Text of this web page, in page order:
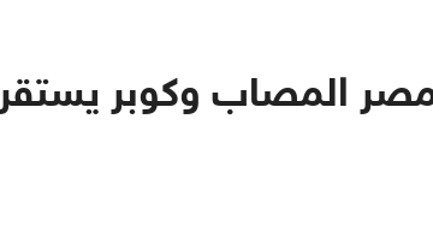
المصاب وكوبر يستقر